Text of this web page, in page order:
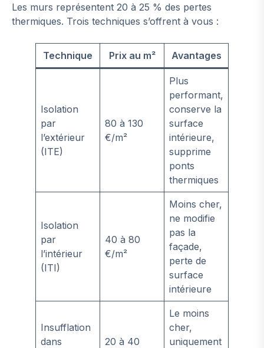
Les murs représentent 20 à 25 % des pertes
thermiques. Trois techniques s’offrent à vous :
Technique Prix au m² Avantages
Isolation
par
l’extérieur
(ITE)
80 à 130
€/m²
Plus
performant,
conserve la
surface
intérieure,
supprime
ponts
thermiques
Isolation
par
l’intérieur
(ITI)
40 à 80
€/m²
Moins cher,
ne modifie
pas la
façade,
perte de
surface
intérieure
Insufflation
dans
20 à 40
Le moins
cher,
uniquement